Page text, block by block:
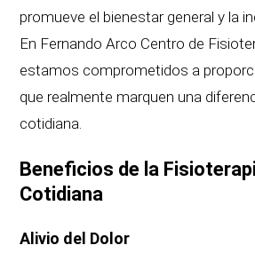
promueve el bienestar general y la
En Fernando Arco Centro de
estamos comprometidos a
que realmente marquen una
cotidiana.
Beneficios de la
Cotidiana
Alivio del Dolor